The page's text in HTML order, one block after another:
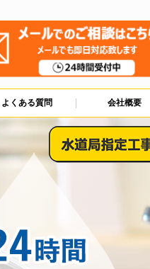
よくある質問 会社概要